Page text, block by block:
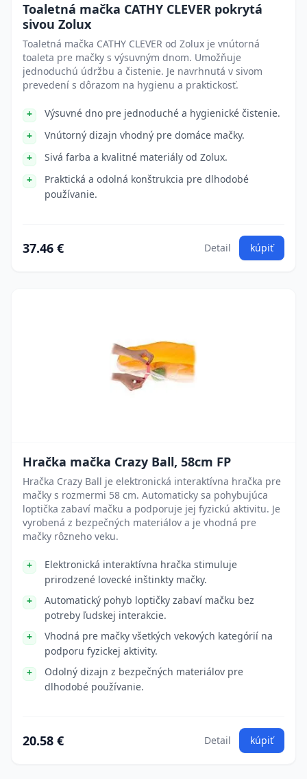
Toaletná mačka CATHY CLEVER pokrytá
sivou Zolux
Toaletná mačka CATHY CLEVER od Zolux je vnútorná
toaleta pre mačky s výsuvným dnom. Umožňuje
jednoduchú údržbu a čistenie. Je navrhnutá v sivom
prevedení s dôrazom na hygienu a praktickosť.
Výsuvné dno pre jednoduché a hygienické čistenie.
Vnútorný dizajn vhodný pre domáce mačky.
Sivá farba a kvalitné materiály od Zolux.
Praktická a odolná konštrukcia pre dlhodobé
používanie.
37.46 € Detail kúpiť
Hračka mačka Crazy Ball, 58cm FP
Hračka Crazy Ball je elektronická interaktívna hračka pre
mačky s rozmermi 58 cm. Automaticky sa pohybujúca
loptička zabaví mačku a podporuje jej fyzickú aktivitu. Je
vyrobená z bezpečných materiálov a je vhodná pre
mačky rôzneho veku.
Elektronická interaktívna hračka stimuluje
prirodzené lovecké inštinkty mačky.
Automatický pohyb loptičky zabaví mačku bez
potreby ľudskej interakcie.
Vhodná pre mačky všetkých vekových kategórií na
podporu fyzickej aktivity.
Odolný dizajn z bezpečných materiálov pre
dlhodobé používanie.
20.58 € Detail kúpiť